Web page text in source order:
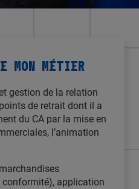
MON MÉTIER
gestion de la relation
de retrait dont il a
du CA par la mise en
l’animation
conformité), application